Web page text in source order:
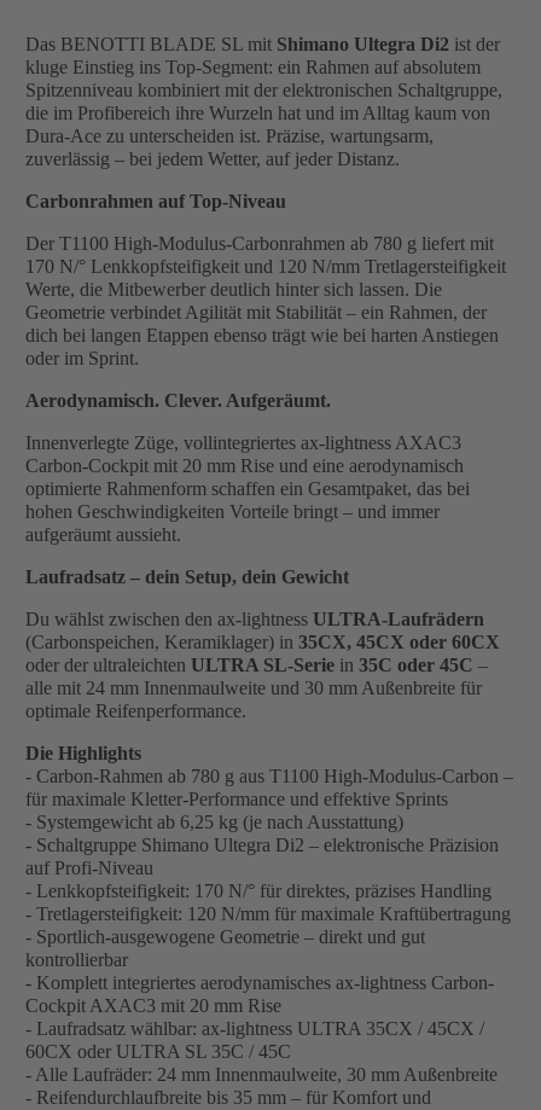
Das BENOTTI BLADE SL mit Shimano Ultegra Di2 ist der
kluge Einstieg ins Top-Segment: ein Rahmen auf absolutem
Spitzenniveau kombiniert mit der elektronischen Schaltgruppe,
die im Profibereich ihre Wurzeln hat und im Alltag kaum von
Dura-Ace zu unterscheiden ist. Präzise, wartungsarm,
zuverlässig – bei jedem Wetter, auf jeder Distanz.
Carbonrahmen auf Top-Niveau
Der T1100 High-Modulus-Carbonrahmen ab 780 g liefert mit
170 N/° Lenkkopfsteifigkeit und 120 N/mm Tretlagersteifigkeit
Werte, die Mitbewerber deutlich hinter sich lassen. Die
Geometrie verbindet Agilität mit Stabilität – ein Rahmen, der
dich bei langen Etappen ebenso trägt wie bei harten Anstiegen
oder im Sprint.
Aerodynamisch. Clever. Aufgeräumt.
Innenverlegte Züge, vollintegriertes ax-lightness AXAC3
Carbon-Cockpit mit 20 mm Rise und eine aerodynamisch
optimierte Rahmenform schaffen ein Gesamtpaket, das bei
hohen Geschwindigkeiten Vorteile bringt – und immer
aufgeräumt aussieht.
Laufradsatz – dein Setup, dein Gewicht
Du wählst zwischen den ax-lightness ULTRA-Laufrädern
(Carbonspeichen, Keramiklager) in 35CX, 45CX oder 60CX
oder der ultraleichten ULTRA SL-Serie in 35C oder 45C –
alle mit 24 mm Innenmaulweite und 30 mm Außenbreite für
optimale Reifenperformance.
Die Highlights
- Carbon-Rahmen ab 780 g aus T1100 High-Modulus-Carbon –
für maximale Kletter-Performance und effektive Sprints
- Systemgewicht ab 6,25 kg (je nach Ausstattung)
- Schaltgruppe Shimano Ultegra Di2 – elektronische Präzision
auf Profi-Niveau
- Lenkkopfsteifigkeit: 170 N/° für direktes, präzises Handling
- Tretlagersteifigkeit: 120 N/mm für maximale Kraftübertragung
- Sportlich-ausgewogene Geometrie – direkt und gut
kontrollierbar
- Komplett integriertes aerodynamisches ax-lightness Carbon-
Cockpit AXAC3 mit 20 mm Rise
- Laufradsatz wählbar: ax-lightness ULTRA 35CX / 45CX /
60CX oder ULTRA SL 35C / 45C
- Alle Laufräder: 24 mm Innenmaulweite, 30 mm Außenbreite
- Reifendurchlaufbreite bis 35 mm – für Komfort und